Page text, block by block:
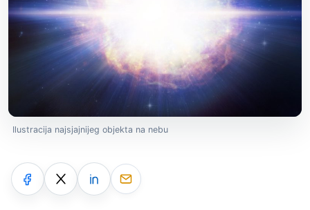
Ilustracija najsjajnijeg objekta na nebu